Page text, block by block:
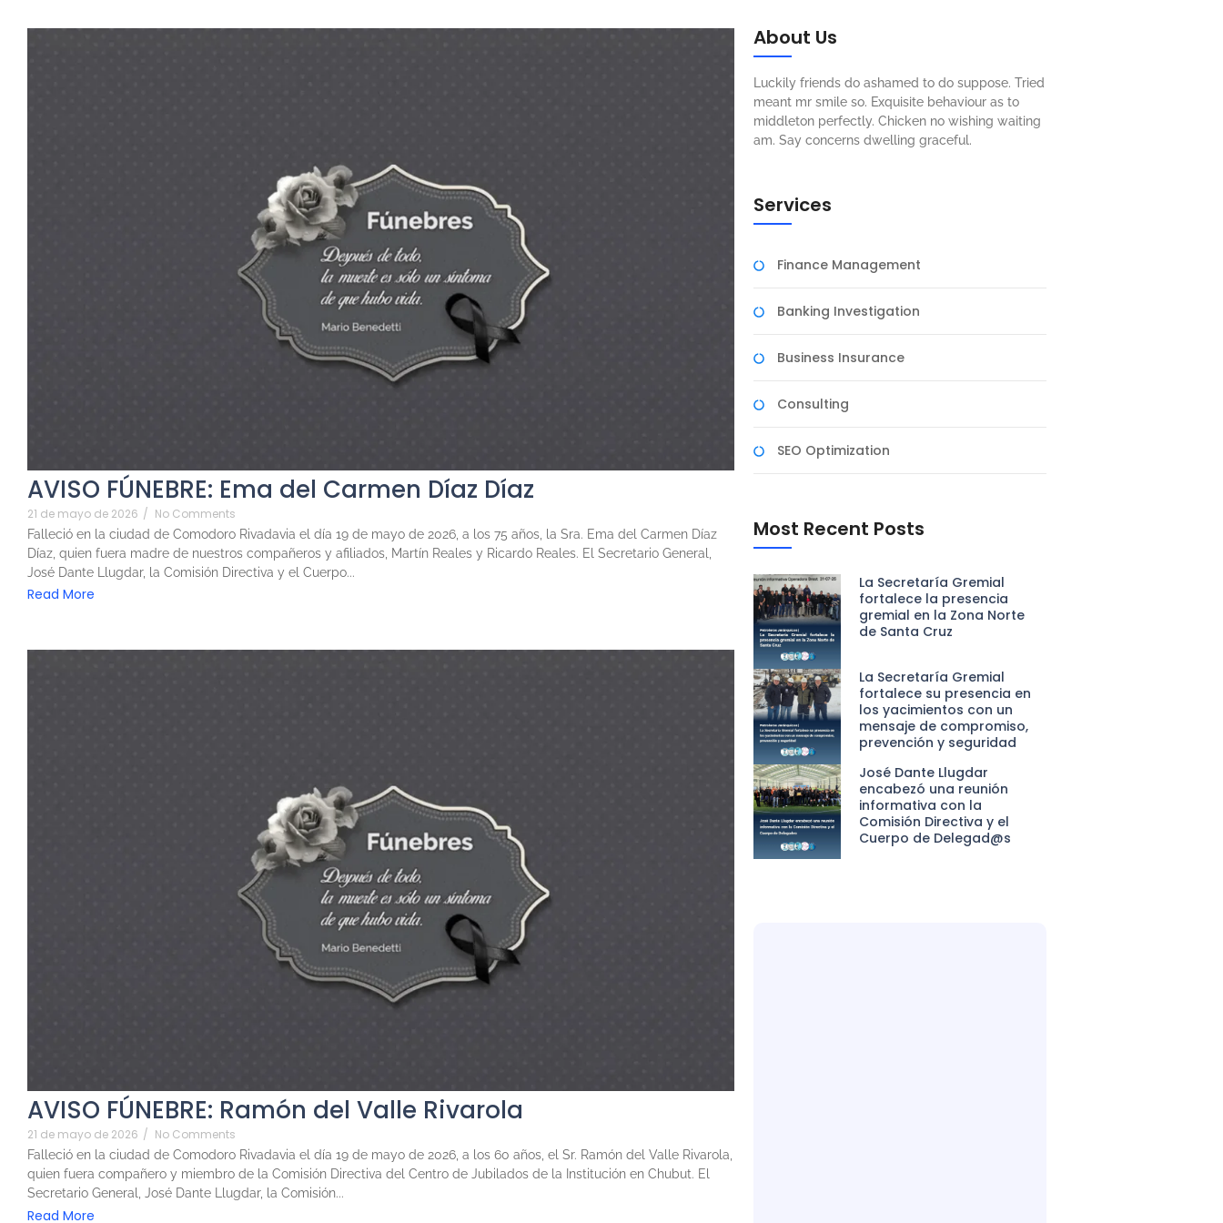
AVISO FÚNEBRE: Ema del Carmen Díaz Díaz
21 de mayo de 2026 / No Comments
Falleció en la ciudad de Comodoro Rivadavia el día 19 de mayo de 2026, a los 75 años, la Sra. Ema del Carmen Díaz
Díaz, quien fuera madre de nuestros compañeros y afiliados, Martín Reales y Ricardo Reales. El Secretario General,
José Dante Llugdar, la Comisión Directiva y el Cuerpo...
Read More
AVISO FÚNEBRE: Ramón del Valle Rivarola
21 de mayo de 2026 / No Comments
Falleció en la ciudad de Comodoro Rivadavia el día 19 de mayo de 2026, a los 60 años, el Sr. Ramón del Valle Rivarola,
quien fuera compañero y miembro de la Comisión Directiva del Centro de Jubilados de la Institución en Chubut. El
Secretario General, José Dante Llugdar, la Comisión...
Read More
About Us
Luckily friends do ashamed to do suppose. Tried
meant mr smile so. Exquisite behaviour as to
middleton perfectly. Chicken no wishing waiting
am. Say concerns dwelling graceful.
Services
Finance Management
Banking Investigation
Business Insurance
Consulting
SEO Optimization
Most Recent Posts
La Secretaría Gremial
fortalece la presencia
gremial en la Zona Norte
de Santa Cruz
La Secretaría Gremial
fortalece su presencia en
los yacimientos con un
mensaje de compromiso,
prevención y seguridad
José Dante Llugdar
encabezó una reunión
informativa con la
Comisión Directiva y el
Cuerpo de Delegad@s